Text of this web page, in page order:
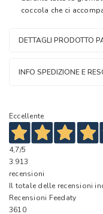
coccola che ci
DETTAGLI PRODOTTO
INFO SPEDIZIONE E
Eccellente
4,7/5
3.913
recensioni
Il totale delle recensioni
Recensioni Feedaty
3610